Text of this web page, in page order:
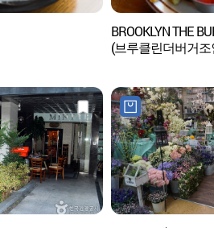
BROOKLYN THE
(브루클린더버거